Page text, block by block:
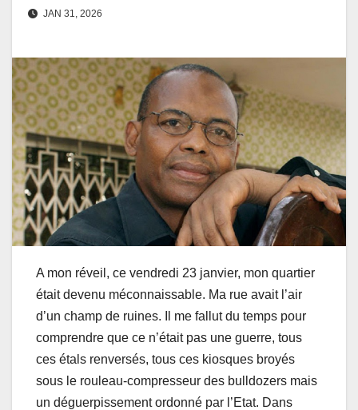
JAN 31, 2026
A mon réveil, ce vendredi 23 janvier, mon quartier
était devenu méconnaissable. Ma rue avait l’air
d’un champ de ruines. Il me fallut du temps pour
comprendre que ce n’était pas une guerre, tous
ces étals renversés, tous ces kiosques broyés
sous le rouleau-compresseur des bulldozers mais
un déguerpissement ordonné par l’Etat. Dans